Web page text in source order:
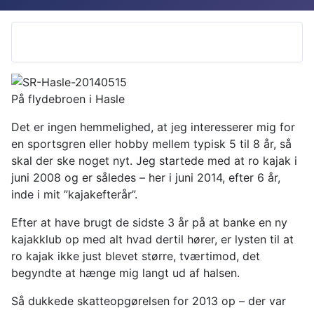
På flydebroen i Hasle
Det er ingen hemmelighed, at jeg interesserer mig for
en sportsgren eller hobby mellem typisk 5 til 8 år, så
skal der ske noget nyt. Jeg startede med at ro kajak i
juni 2008 og er således – her i juni 2014, efter 6 år,
inde i mit ”kajakefterår”.
Efter at have brugt de sidste 3 år på at banke en ny
kajakklub op med alt hvad dertil hører, er lysten til at
ro kajak ikke just blevet større, tværtimod, det
begyndte at hænge mig langt ud af halsen.
Så dukkede skatteopgørelsen for 2013 op – der var